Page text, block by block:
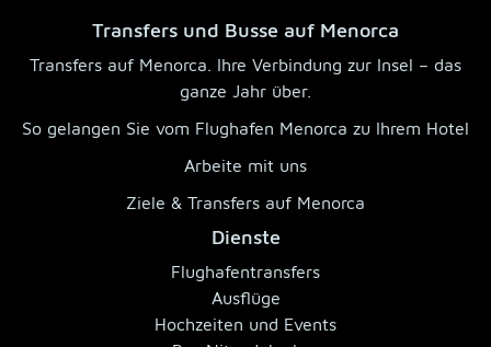
Transfers und Busse auf Menorca
Transfers auf Menorca. Ihre Verbindung zur Insel – das
ganze Jahr über.
So gelangen Sie vom Flughafen Menorca zu Ihrem Hotel
Arbeite mit uns
Ziele & Transfers auf Menorca
Dienste
Flughafentransfers
Ausflüge
Hochzeiten und Events